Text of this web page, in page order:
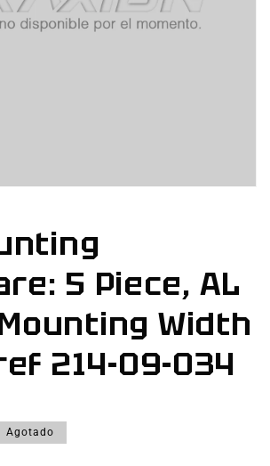
5 Piece, AL
Width
214-09-034
Agotado